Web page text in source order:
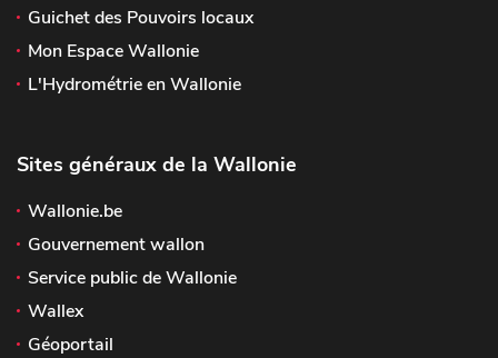
Guichet des Pouvoirs locaux
Mon Espace Wallonie
L'Hydrométrie en Wallonie
Sites généraux de la Wallonie
Wallonie.be
Gouvernement wallon
Service public de Wallonie
Wallex
Géoportail